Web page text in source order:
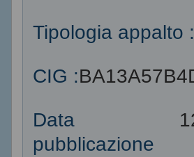
Tipologia appalto :
CIG :
Data
pubblicazione